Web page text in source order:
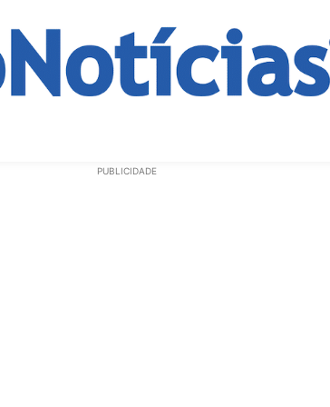
PUBLICIDADE